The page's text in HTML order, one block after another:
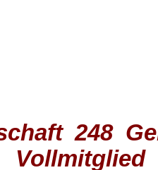
248